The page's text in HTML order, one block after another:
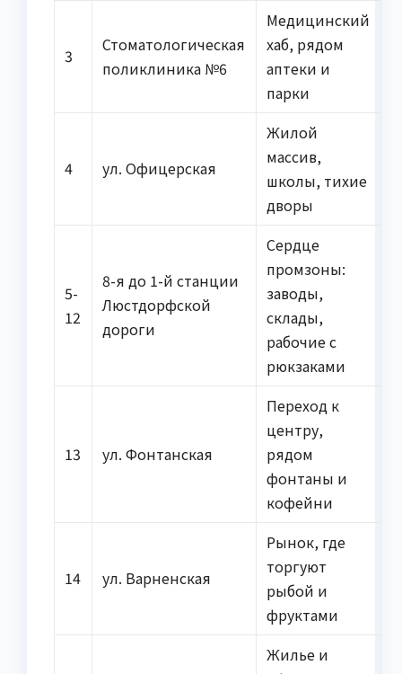
3
Стоматологическая
поликлиника №6
Медицинский
хаб, рядом
аптеки и
парки
4 ул. Офицерская
Жилой
массив,
школы, тихие
дворы
5-
12
8-я до 1-й станции
Люстдорфской
дороги
Сердце
промзоны:
заводы,
склады,
рабочие с
рюкзаками
13 ул. Фонтанская
Переход к
центру,
рядом
фонтаны и
кофейни
14 ул. Варненская
Рынок, где
торгуют
рыбой и
фруктами
Жилье и